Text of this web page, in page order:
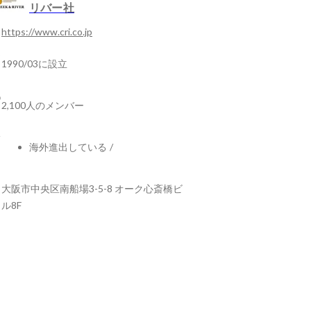
リバー社
https://www.cri.co.jp
1990/03に設立
2,100人のメンバー
海外進出している /
大阪市中央区南船場3-5-8 オーク心斎橋ビ
ル8F